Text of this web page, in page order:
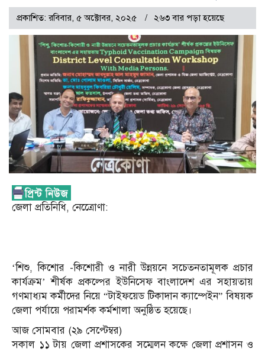
প্রকাশিত: রবিবার, ৫ অক্টোবর, ২০২৫ ২৬৩ বার পড়া হয়েছে
জেলা প্রতিনিধি, নেত্রেোণা:
‘শিশু, কিশোর -কিশোরী ও নারী উন্নয়নে সচেতনতামূলক প্রচার
কার্যক্রম’ শীর্ষক প্রকল্পের ইউনিসেফ বাংলাদেশ এর সহায়তায়
গণমাধ্যম কর্মীদের নিয়ে “টাইফয়েড টিকাদান ক্যাম্পেইন” বিষয়ক
জেলা পর্যায়ে পরামর্শক কর্মশালা অনুষ্ঠিত হয়েছে।
আজ সোমবার (২৯ সেপ্টেম্বর)
সকাল ১১ টায় জেলা প্রশাসকের সম্মেলন কক্ষে জেলা প্রশাসন ও